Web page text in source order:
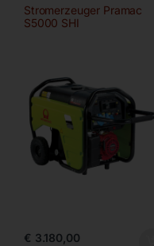
Stromerzeuger Pramac
S5000 SHI
€ 3.180,00